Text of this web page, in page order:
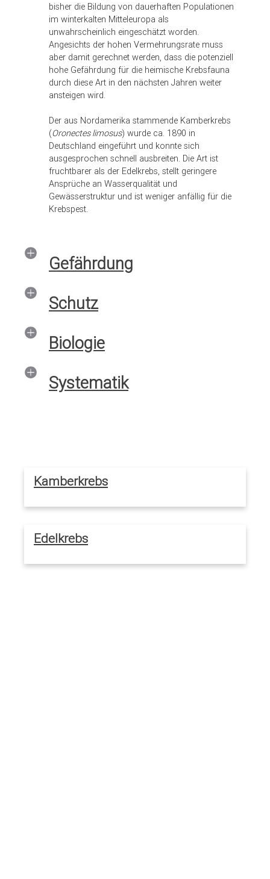
bisher die Bildung von dauerhaften Populationen
im winterkalten Mitteleuropa als
unwahrscheinlich eingeschätzt worden.
Angesichts der hohen Vermehrungsrate muss
aber damit gerechnet werden, dass die potenziell
hohe Gefährdung für die heimische Krebsfauna
durch diese Art in den nächsten Jahren weiter
ansteigen wird.
Der aus Nordamerika stammende Kamberkrebs
(Oronectes limosus) wurde ca. 1890 in
Deutschland eingeführt und konnte sich
ausgesprochen schnell ausbreiten. Die Art ist
fruchtbarer als der Edelkrebs, stellt geringere
Ansprüche an Wasserqualität und
Gewässerstruktur und ist weniger anfällig für die
Krebspest.
Gefährdung
Schutz
Biologie
Systematik
Kamberkrebs
Edelkrebs